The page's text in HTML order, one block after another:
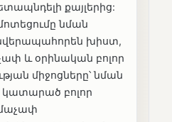
քայլերից:
նման
խիստ,
և օրինական բոլոր
միջոցները՝ նման
կատարած բոլոր